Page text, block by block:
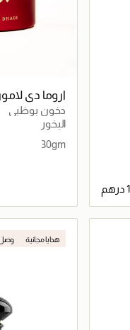
اروما دي
دخون بوظبي
البخور
30gm
جاري
هدايا مجانية وصل